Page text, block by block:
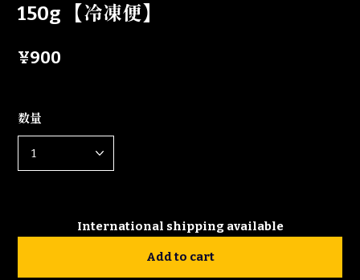
150g 【冷凍便】
¥900
数量
International shipping available
Add to cart